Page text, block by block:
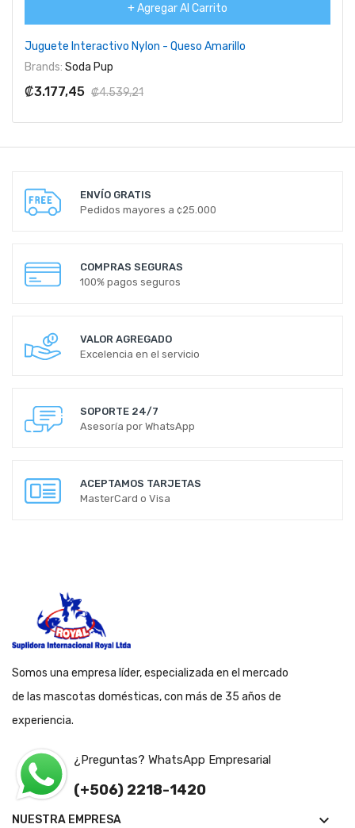
+ Agregar Al Carrito
Juguete Interactivo Nylon - Queso Amarillo
Brands: Soda Pup
₡3.177,45 ₡4.539,21
ENVÍO GRATIS
Pedidos mayores a ¢25.000
COMPRAS SEGURAS
100% pagos seguros
VALOR AGREGADO
Excelencia en el servicio
SOPORTE 24/7
Asesoría por WhatsApp
ACEPTAMOS TARJETAS
MasterCard o Visa
Somos una empresa líder, especializada en el mercado
de las mascotas domésticas, con más de 35 años de
experiencia.
¿Preguntas? WhatsApp Empresarial
(+506) 2218-1420
NUESTRA EMPRESA 